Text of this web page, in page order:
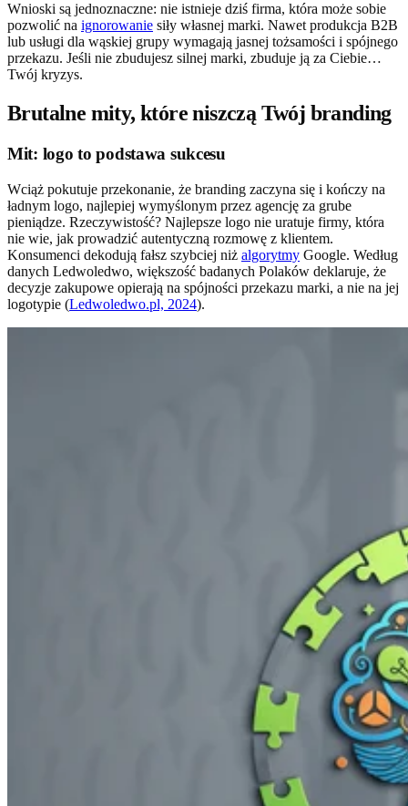
Wnioski są jednoznaczne: nie istnieje dziś firma, która może sobie
pozwolić na ignorowanie siły własnej marki. Nawet produkcja B2B
lub usługi dla wąskiej grupy wymagają jasnej tożsamości i spójnego
przekazu. Jeśli nie zbudujesz silnej marki, zbuduje ją za Ciebie…
Twój kryzys.
Brutalne mity, które niszczą Twój branding
Mit: logo to podstawa sukcesu
Wciąż pokutuje przekonanie, że branding zaczyna się i kończy na
ładnym logo, najlepiej wymyślonym przez agencję za grube
pieniądze. Rzeczywistość? Najlepsze logo nie uratuje firmy, która
nie wie, jak prowadzić autentyczną rozmowę z klientem.
Konsumenci dekodują fałsz szybciej niż algorytmy Google. Według
danych Ledwoledwo, większość badanych Polaków deklaruje, że
decyzje zakupowe opierają na spójności przekazu marki, a nie na jej
logotypie (Ledwoledwo.pl, 2024).